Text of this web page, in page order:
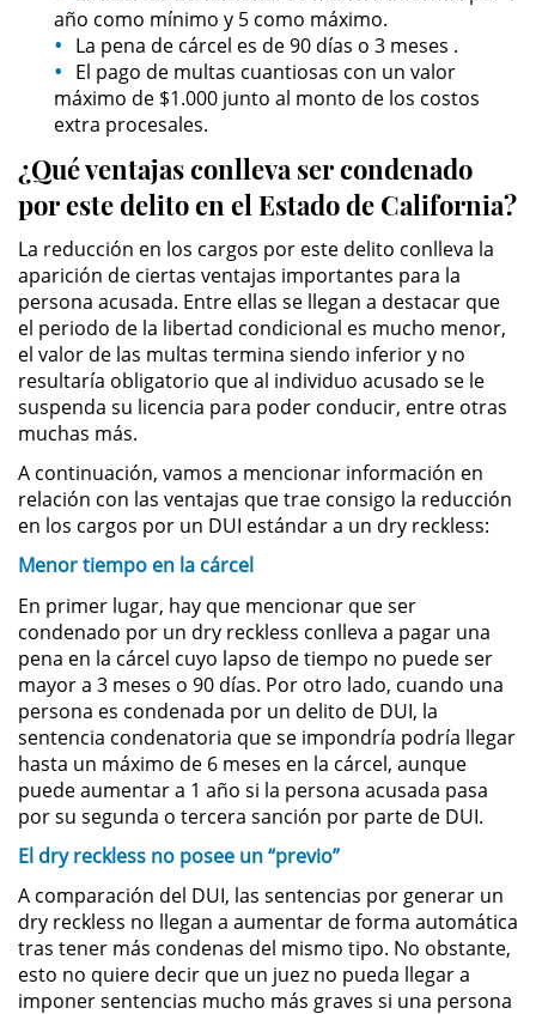
Fraude a Programas de
Asistencia
Fraude al Sistema de Salud
Fraude con Cheques
Fraude Inmobiliario
Fraude de Juego
Fraude a la Compensación a los
Trabajadores
Fraude del Seguro de
Desempleo
Fraude de Tarjetas de Crédito
Práctica No Autorizada de la
Medicina
Delitos de Hurto
Hurto Mayor
Hurto Mayor de Auto
Hurto Menor
Recepción de Propiedad
Robada
Robo
año como mínimo y 5 como máximo.
La pena de cárcel es de 90 días o 3 meses .
El pago de multas cuantiosas con un valor
máximo de $1.000 junto al monto de los costos
extra procesales.
¿Qué ventajas conlleva ser condenado
por este delito en el Estado de California?
La reducción en los cargos por este delito conlleva la
aparición de ciertas ventajas importantes para la
persona acusada. Entre ellas se llegan a destacar que
el periodo de la libertad condicional es mucho menor,
el valor de las multas termina siendo inferior y no
resultaría obligatorio que al individuo acusado se le
suspenda su licencia para poder conducir, entre otras
muchas más.
A continuación, vamos a mencionar información en
relación con las ventajas que trae consigo la reducción
en los cargos por un DUI estándar a un dry reckless:
Menor tiempo en la cárcel
En primer lugar, hay que mencionar que ser
condenado por un dry reckless conlleva a pagar una
pena en la cárcel cuyo lapso de tiempo no puede ser
mayor a 3 meses o 90 días. Por otro lado, cuando una
persona es condenada por un delito de DUI, la
sentencia condenatoria que se impondría podría llegar
hasta un máximo de 6 meses en la cárcel, aunque
puede aumentar a 1 año si la persona acusada pasa
por su segunda o tercera sanción por parte de DUI.
El dry reckless no posee un “previo”
A comparación del DUI, las sentencias por generar un
dry reckless no llegan a aumentar de forma automática
tras tener más condenas del mismo tipo. No obstante,
esto no quiere decir que un juez no pueda llegar a
imponer sentencias mucho más graves si una persona